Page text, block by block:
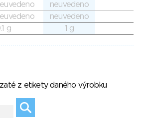
neuvedeno
neuvedeno
g 1 g
z etikety daného výrobku